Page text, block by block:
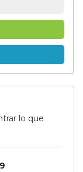
lo que